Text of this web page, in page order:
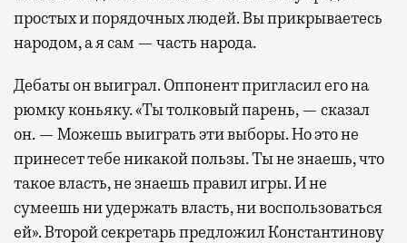
простых и порядочных людей. Вы прикрываетесь
народом, а я сам — часть народа.
Дебаты он выиграл. Оппонент пригласил его на
рюмку коньяку. «Ты толковый парень, — сказал
он. — Можешь выиграть эти выборы. Но это не
принесет тебе никакой пользы. Ты не знаешь, что
такое власть, не знаешь правил игры. И не
сумеешь ни удержать власть, ни воспользоваться
ей». Второй секретарь предложил Константинову